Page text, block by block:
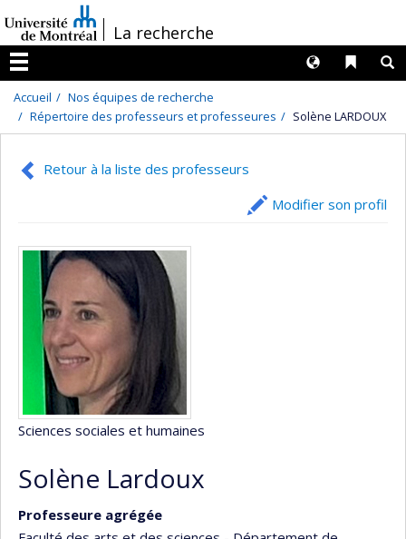
au
contenu
/La recherche
Menu
Liens
Langues
Accueil
Nos équipes de recherche
Répertoire des professeurs et professeures
Solène LARDOUX
Retour à la liste des professeurs
Modifier son profil
Sciences sociales et humaines
Solène Lardoux
Professeure agrégée